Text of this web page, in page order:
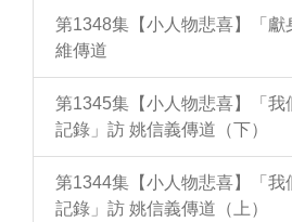
第1348集【小人物悲喜】「獻
維傳道
第1345集【小人物悲喜】「我
記錄」訪 姚信義傳道（下）
第1344集【小人物悲喜】「我
記錄」訪 姚信義傳道（上）